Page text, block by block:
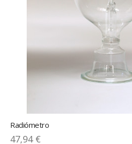
Radiómetro
47,94 €